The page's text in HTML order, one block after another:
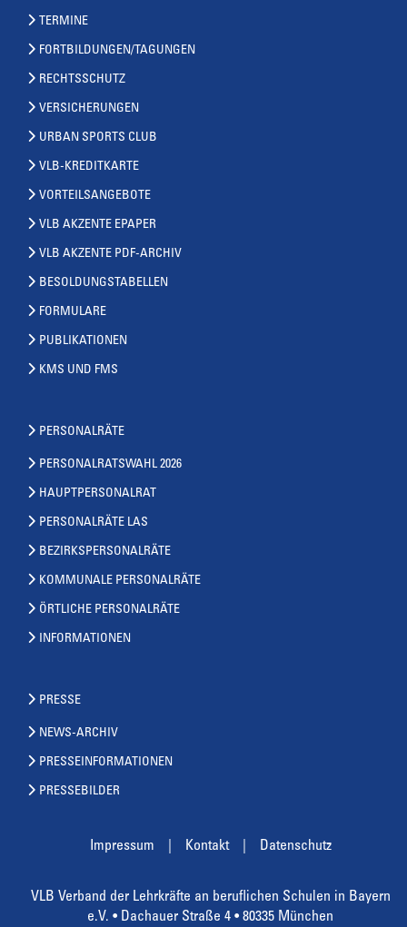
TERMINE
FORTBILDUNGEN/TAGUNGEN
RECHTSSCHUTZ
VERSICHERUNGEN
URBAN SPORTS CLUB
VLB-KREDITKARTE
VORTEILSANGEBOTE
VLB AKZENTE EPAPER
VLB AKZENTE PDF-ARCHIV
BESOLDUNGSTABELLEN
FORMULARE
PUBLIKATIONEN
KMS UND FMS
PERSONALRÄTE
PERSONALRATSWAHL 2026
HAUPTPERSONALRAT
PERSONALRÄTE LAS
BEZIRKSPERSONALRÄTE
KOMMUNALE PERSONALRÄTE
ÖRTLICHE PERSONALRÄTE
INFORMATIONEN
PRESSE
NEWS-ARCHIV
PRESSEINFORMATIONEN
PRESSEBILDER
Impressum Kontakt Datenschutz
VLB Verband der Lehrkräfte an beruflichen Schulen in Bayern
e.V. • Dachauer Straße 4 • 80335 München